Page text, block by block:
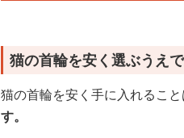
猫の首輪を安く選ぶうえ
猫の首輪を安く手に入れること
す。